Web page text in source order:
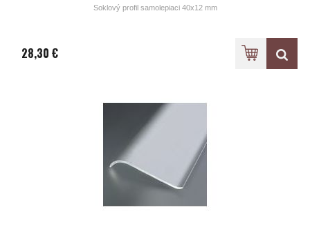
Soklový profil samolepiaci 40x12 mm
28,30 €